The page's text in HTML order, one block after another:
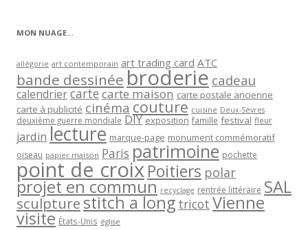
MON NUAGE…
allégorie art contemporain art trading card ATC
bande dessinée broderie cadeau
calendriercartecarte maison carte postale ancienne
carte à publicité cinéma couture cuisine Deux-Sèvres
deuxième guerre mondiale DIY exposition famille festival fleur
jardin lecture marque-page monument commémoratif
oiseau papier maison Paris patrimoine pochette
point de croixPoitiers polar
projet en commun recyclage rentrée littéraire SAL
sculpturestitch a long tricot Vienne
visite États-Unis église